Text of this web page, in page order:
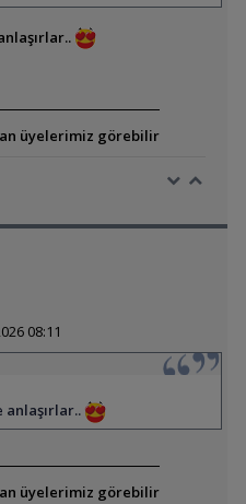
üyelerimiz görebilir
08:11
anlaşırlar..
üyelerimiz görebilir